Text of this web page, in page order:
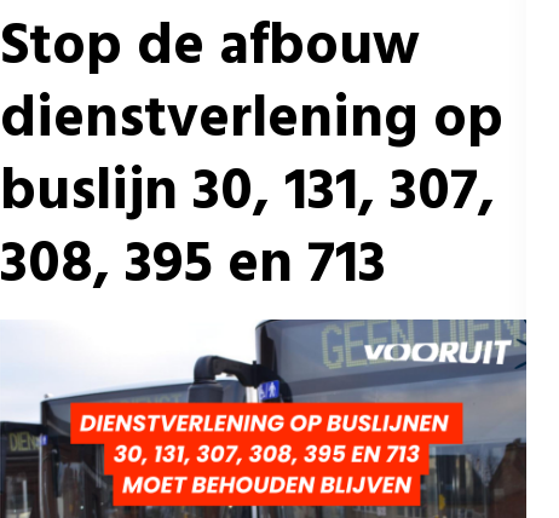
Stop de afbouw
dienstverlening op
buslijn 30, 131, 307,
308, 395 en 713